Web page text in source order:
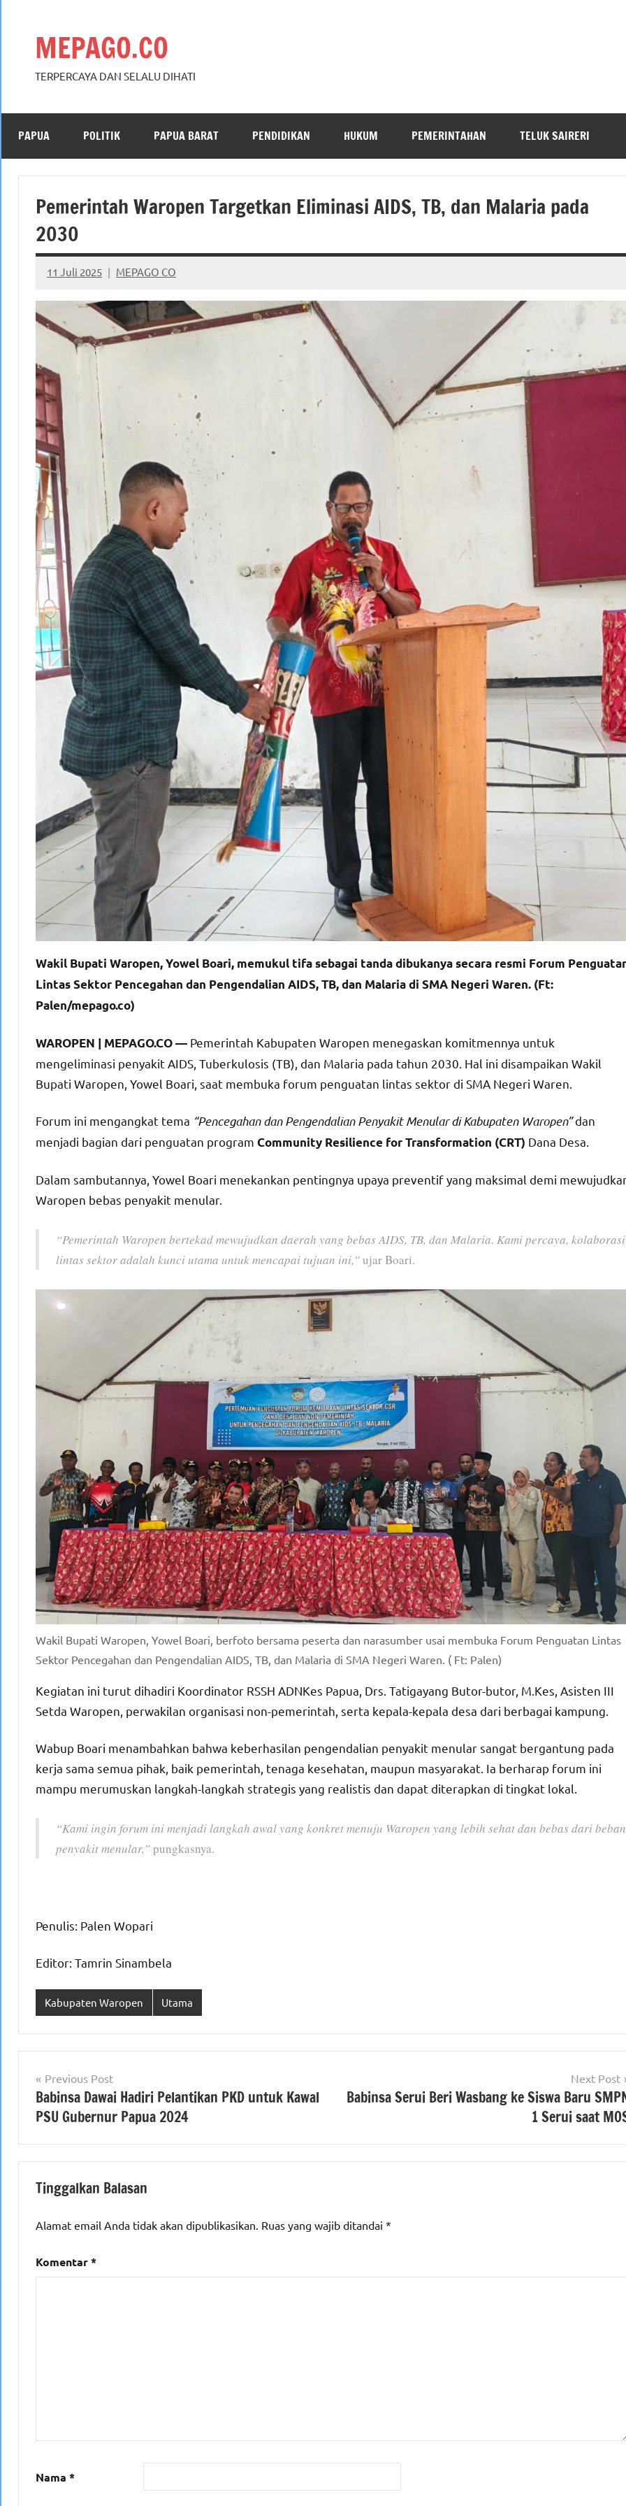
MEPAGO.CO
TERPERCAYA DAN SELALU DIHATI
PAPUA POLITIK PAPUA BARAT PENDIDIKAN HUKUM PEMERINTAHAN TELUK SAIRERI
Pemerintah Waropen Targetkan Eliminasi AIDS, TB, dan Malaria pada
2030
11 Juli 2025 MEPAGO CO
No
comments
Wakil Bupati Waropen, Yowel Boari, memukul tifa sebagai tanda dibukanya secara resmi Forum
Lintas Sektor Pencegahan dan Pengendalian AIDS, TB, dan Malaria di SMA Negeri Waren. (Ft:
Palen/mepago.co)
WAROPEN | MEPAGO.CO — Pemerintah Kabupaten Waropen menegaskan komitmennya untuk
mengeliminasi penyakit AIDS, Tuberkulosis (TB), dan Malaria pada tahun 2030. Hal ini disampaikan Wakil
Bupati Waropen, Yowel Boari, saat membuka forum penguatan lintas sektor di SMA Negeri Waren.
Forum ini mengangkat tema “Pencegahan dan Pengendalian Penyakit Menular di Kabupaten Waropen”dan
menjadi bagian dari penguatan program Community Resilience for Transformation (CRT) Dana Desa.
Dalam sambutannya, Yowel Boari menekankan pentingnya upaya preventif yang maksimal demi
Waropen bebas penyakit menular.
“Pemerintah Waropen bertekad mewujudkan daerah yang bebas AIDS, TB, dan Malaria. Kami percaya, kolaborasi
lintas sektor adalah kunci utama untuk mencapai tujuan ini,”ujar Boari.
Wakil Bupati Waropen, Yowel Boari, berfoto bersama peserta dan narasumber usai membuka Forum Penguatan Lintas
Sektor Pencegahan dan Pengendalian AIDS, TB, dan Malaria di SMA Negeri Waren. ( Ft: Palen)
Kegiatan ini turut dihadiri Koordinator RSSH ADNKes Papua, Drs. Tatigayang Butor-butor, M.Kes, Asisten III
Setda Waropen, perwakilan organisasi non-pemerintah, serta kepala-kepala desa dari berbagai kampung.
Wabup Boari menambahkan bahwa keberhasilan pengendalian penyakit menular sangat bergantung pada
kerja sama semua pihak, baik pemerintah, tenaga kesehatan, maupun masyarakat. Ia berharap forum ini
mampu merumuskan langkah-langkah strategis yang realistis dan dapat diterapkan di tingkat lokal.
“Kami ingin forum ini menjadi langkah awal yang konkret menuju Waropen yang lebih sehat dan bebas dari beban
penyakit menular,”pungkasnya.
Penulis: Palen Wopari
Editor: Tamrin Sinambela
Kabupaten Waropen Utama
Navigasi
pos
Previous Post
Babinsa Dawai Hadiri Pelantikan PKD untuk Kawal
PSU Gubernur Papua 2024
Next Post
Babinsa Serui Beri Wasbang ke Siswa Baru
1 Serui saat
Tinggalkan Balasan
Alamat email Anda tidak akan dipublikasikan. Ruas yang wajib ditandai *
Komentar*
Nama *